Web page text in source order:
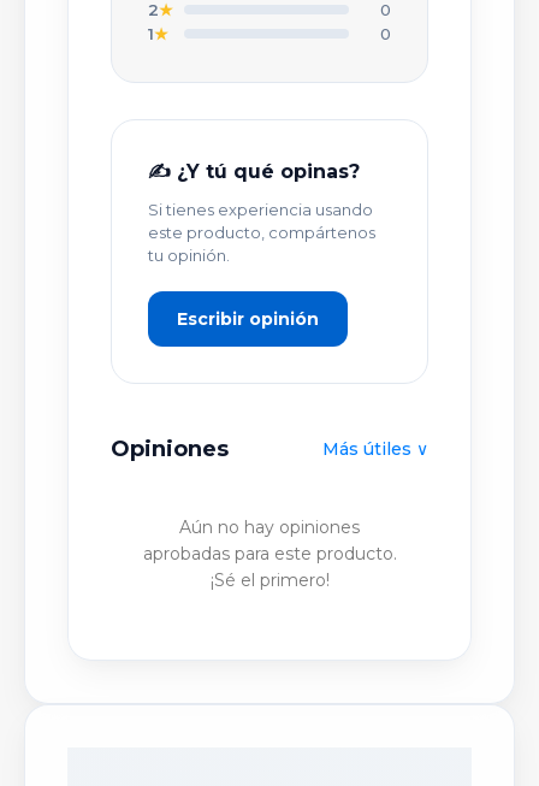
2★
0
1★ 0
✍️ ¿Y tú qué opinas?
Si tienes experiencia usando
este producto, compártenos
tu opinión.
Escribir opinión
Opiniones Más útiles ∨
Aún no hay opiniones
aprobadas para este producto.
¡Sé el primero!
TU NOMBRE O APODO *
TU OPINIÓN DETALLADA *